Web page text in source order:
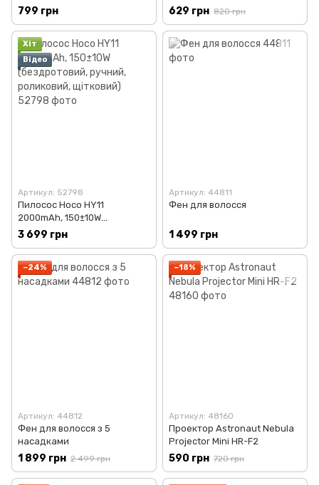
MF800-5 150Mbps
799 грн 629 грн 820 грн
Хіт
Відео
Артикул: 52798
Пилосос Hoco HY11
2000mAh, 150±10W
(бездротовий, ручний,
роликовий, щітковий)
3 699 грн
Артикул: 44811
Фен для волосся
1 499 грн
−24%
Артикул: 44812
Фен для волосся з 5
насадками
1 899 грн 2 499 грн
−18%
Артикул: 48160
Проектор Astronaut Nebula
Projector Mini HR-F2
590 грн 720 грн